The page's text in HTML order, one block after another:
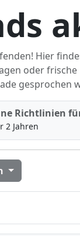
Hier
oder
gesprochen
Richtlinien
2 Jahren